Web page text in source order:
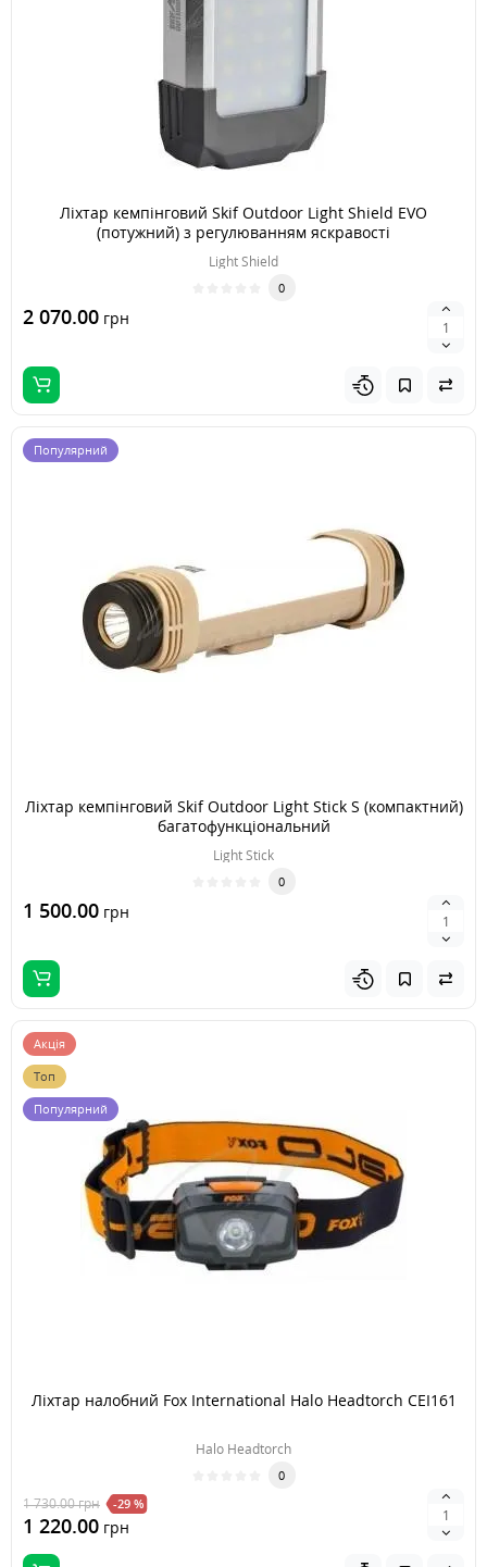
Ліхтар кемпінговий Skif Outdoor Light Shield EVO
(потужний) з регулюванням яскравості
Light Shield
0
2 070.00 грн
Популярний
Ліхтар кемпінговий Skif Outdoor Light Stick S (компактний)
багатофункціональний
Light Stick
0
1 500.00 грн
Акція
Топ
Популярний
Ліхтар налобний Fox International Halo Headtorch CEI161
Halo Headtorch
0
1 730.00грн -29 %
1 220.00 грн